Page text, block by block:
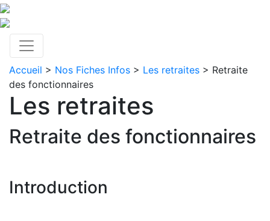
Accueil > Nos Fiches Infos > Les retraites > Retraite
des fonctionnaires
Les retraites
Retraite des fonctionnaires
Introduction